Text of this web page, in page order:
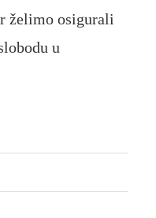
želimo osigurali
u